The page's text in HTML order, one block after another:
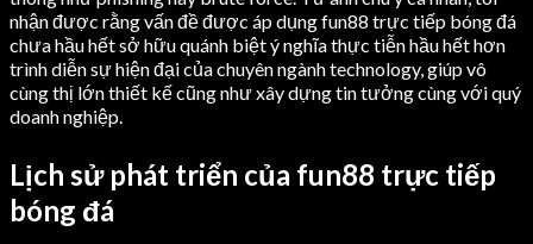
nhận được rằng vấn đề được áp dụng fun88 trực tiếp bóng đá
chưa hầu hết sở hữu quánh biệt ý nghĩa thực tiễn hầu hết hơn
trình diễn sự hiện đại của chuyên ngành technology, giúp vô
cùng thị lớn thiết kế cũng như xây dựng tin tưởng cùng với quý
doanh nghiệp.
Lịch sử phát triển của fun88 trực tiếp
bóng đá